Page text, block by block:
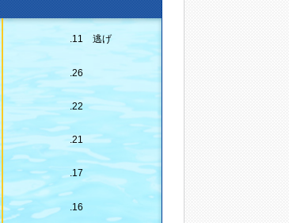
.11 逃げ
.26
.22
.21
.17
.16